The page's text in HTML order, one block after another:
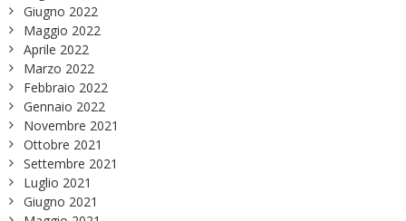
Giugno 2022
Maggio 2022
Aprile 2022
Marzo 2022
Febbraio 2022
Gennaio 2022
Novembre 2021
Ottobre 2021
Settembre 2021
Luglio 2021
Giugno 2021